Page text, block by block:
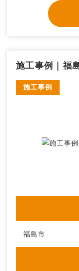
施工事例｜福
施工事例
福島市